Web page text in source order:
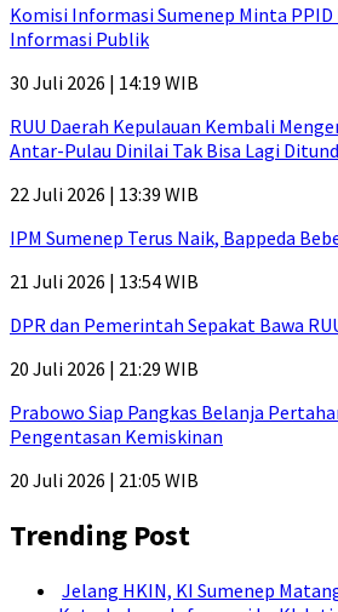
Komisi Informasi Sumenep Minta
Informasi Publik
30 Juli 2026 | 14:19 WIB
RUU Daerah Kepulauan Kembali
Antar-Pulau Dinilai Tak Bisa Lagi
22 Juli 2026 | 13:39 WIB
IPM Sumenep Terus Naik, Bappeda
21 Juli 2026 | 13:54 WIB
DPR dan Pemerintah Sepakat Bawa
20 Juli 2026 | 21:29 WIB
Prabowo Siap Pangkas Belanja
Pengentasan Kemiskinan
20 Juli 2026 | 21:05 WIB
Trending Post
Jelang HKIN, KI Sumenep